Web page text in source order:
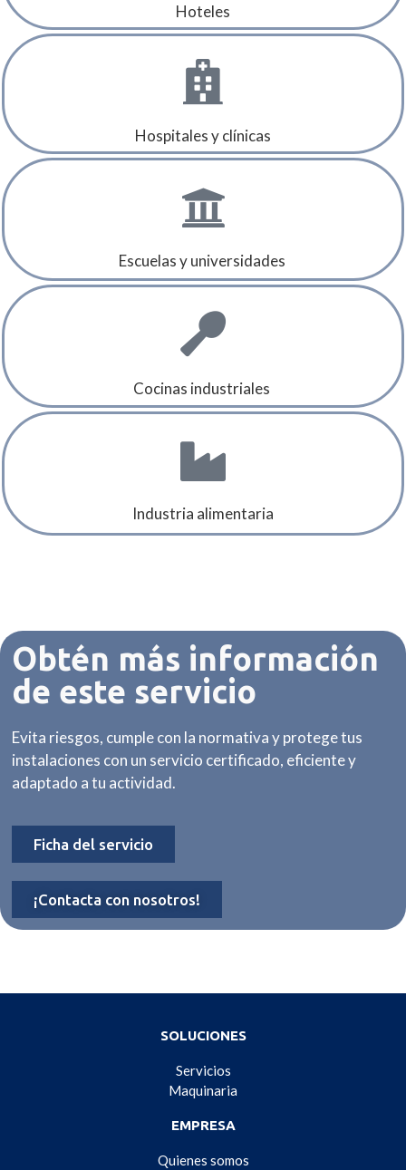
Hoteles
Hospitales y clínicas
Escuelas y universidades
Cocinas industriales
Industria alimentaria
Obtén más información
de este servicio
Evita riesgos, cumple con la normativa y protege tus
instalaciones con un servicio certificado, eficiente y
adaptado a tu actividad.
Ficha del servicio
¡Contacta con nosotros!
SOLUCIONES
Servicios
Maquinaria
EMPRESA
Quienes somos